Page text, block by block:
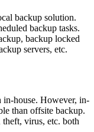
backup solution.
backup tasks.
backup locked
servers, etc.
in-house. However, in-
than offsite backup.
theft, virus, etc. both